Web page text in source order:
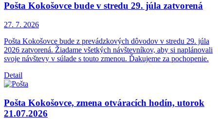
Pošta Kokošovce bude v stredu 29. júla zatvorená
27. 7. 2026
Pošta Kokošovce bude z prevádzkových dôvodov v stredu 29. júla
2026 zatvorená. Žiadame všetkých návštevníkov, aby si naplánovali
svoje návštevy v súlade s touto zmenou. Ďakujeme za pochopenie.
Detail
Pošta Kokošovce, zmena otváracích hodín, utorok
21.07.2026